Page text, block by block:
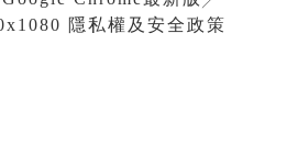
隱私權及安全政策